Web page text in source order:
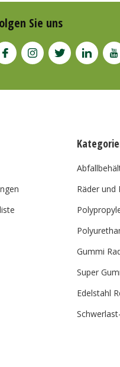
Sie uns
Räder und
Gummi
Super
Edelstahl